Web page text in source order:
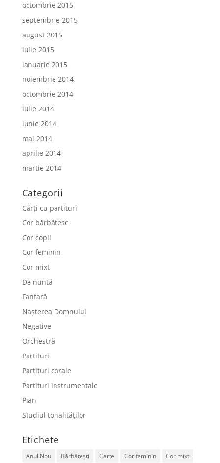
octombrie 2015
septembrie 2015
august 2015
iulie 2015
ianuarie 2015
noiembrie 2014
octombrie 2014
iulie 2014
iunie 2014
mai 2014
aprilie 2014
martie 2014
Categorii
Cărți cu partituri
Cor bărbătesc
Cor copii
Cor feminin
Cor mixt
De nuntă
Fanfară
Nașterea Domnului
Negative
Orchestră
Partituri
Partituri corale
Partituri instrumentale
Pian
Studiul tonalităților
Etichete
Anul Nou Bărbătești Carte Cor feminin Cor mixt